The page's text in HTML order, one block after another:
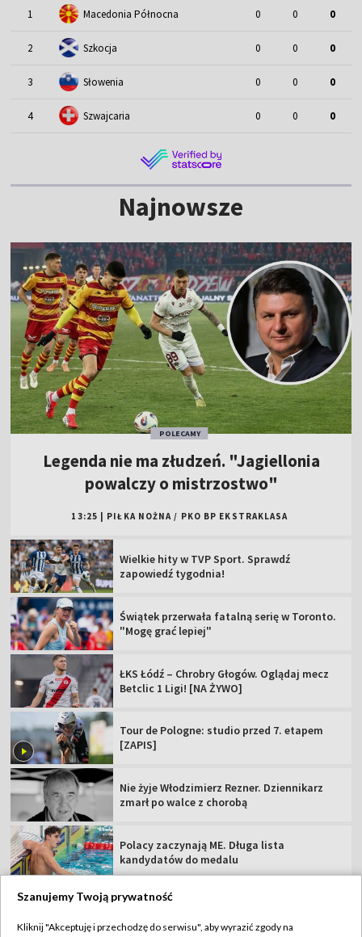
1 Macedonia Północna 0 0 0
2 Szkocja 0 0 0
3 Słowenia 0 0 0
4 Szwajcaria 0 0 0
Najnowsze
POLECAMY
Legenda nie ma złudzeń. "Jagiellonia
powalczy o mistrzostwo"
13:25 PIŁKA NOŻNA / PKO BP EKSTRAKLASA
Wielkie hity w TVP Sport. Sprawdź
zapowiedź tygodnia!
Świątek przerwała fatalną serię w Toronto.
"Mogę grać lepiej"
ŁKS Łódź – Chrobry Głogów. Oglądaj mecz
Betclic 1 Ligi! [NA ŻYWO]
Tour de Pologne: studio przed 7. etapem
[ZAPIS]
Nie żyje Włodzimierz Rezner. Dziennikarz
zmarł po walce z chorobą
Polacy zaczynają ME. Długa lista
kandydatów do medalu
Szanujemy Twoją prywatność
Kliknij "Akceptuję i przechodzę do serwisu", aby wyrazić zgody na